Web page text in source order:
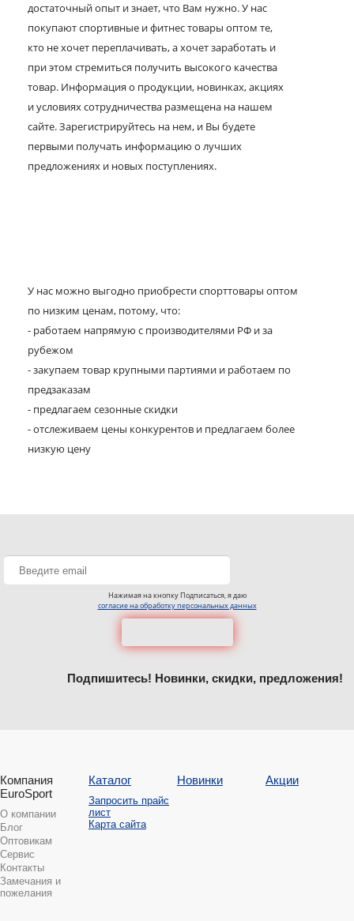
достаточный опыт и знает, что Вам нужно. У нас
покупают спортивные и фитнес товары оптом те,
кто не хочет переплачивать, а хочет заработать и
при этом стремиться получить высокого качества
товар. Информация о продукции, новинках, акциях
и условиях сотрудничества размещена на нашем
сайте. Зарегистрируйтесь на нем, и Вы будете
первыми получать информацию о лучших
предложениях и новых поступлениях.
У нас можно выгодно приобрести спорттовары оптом
по низким ценам, потому, что:
- работаем напрямую с производителями РФ и за
рубежом
- закупаем товар крупными партиями и работаем по
предзаказам
- предлагаем сезонные скидки
- отслеживаем цены конкурентов и предлагаем более
низкую цену
Нажимая на кнопку Подписаться, я даю
согласие на обработку персональных данных
Подпишитесь! Новинки, скидки, предложения!
Компания
EuroSport
О компании
Блог
Оптовикам
Сервис
Контакты
Замечания и
пожелания
Каталог
Запросить прайс
лист
Карта сайта
Новинки Акции